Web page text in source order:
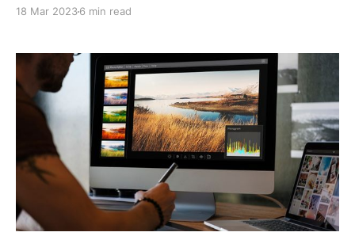
pebisnis pemula beranggapan bahwa bisnis yang
baik adalah bisnis yang diwujudkan dan dijalankan.
Akan tetapi, tampaknya tak
18 Mar 20236 min read